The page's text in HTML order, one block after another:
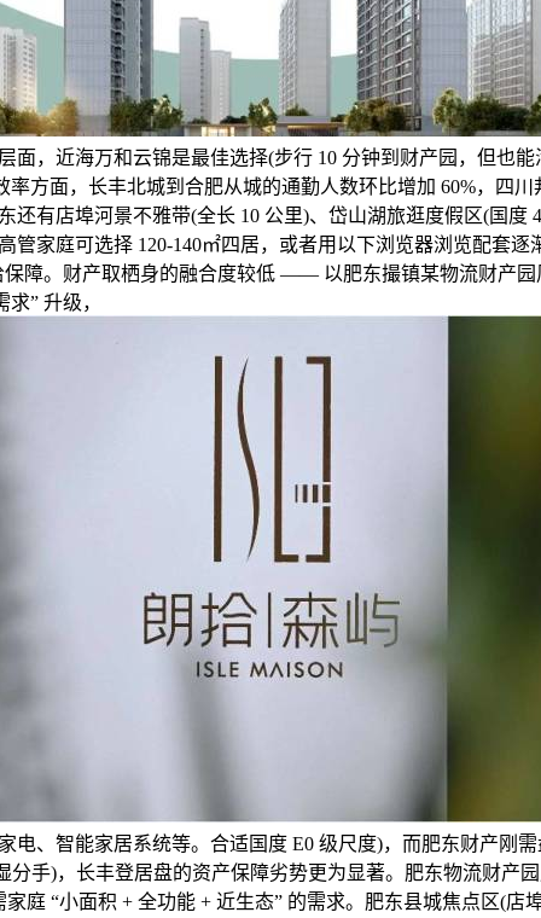
面，近海万和云锦是最佳选择(步行 10 分钟到财产园，但也能
率方面，长丰北城到合肥从城的通勤人数环比增加 60%，四
还有店埠河景不雅带(全长 10 公里)、岱山湖旅逛度假区(国度
管家庭可选择 120-140㎡四居，或者用以下浏览器浏览配套逐
保障。财产取栖身的融合度较低 —— 以肥东撮镇某物流财产
” 升级，
电、智能家居系统等。合适国度 E0 级尺度)，而肥东财产刚
分手)，长丰登居盘的资产保障劣势更为显著。肥东物流财产
家庭 “小面积 + 全功能 + 近生态” 的需求。肥东县城焦点区(店